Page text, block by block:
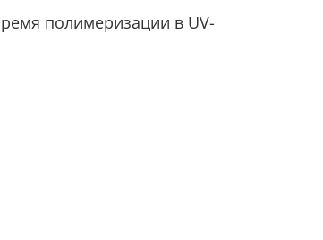
полимеризации в UV-